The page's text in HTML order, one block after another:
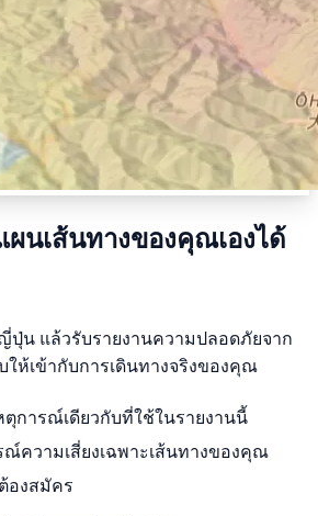
ผนเส้นทางของคุณเองได้
ปุ่น แล้วรับรายงานความปลอดภัยจาก
ห้เข้ากับการเดินทางจริงของคุณ
การณ์เดียวกับที่ใช้ในรายงานนี้
ความเสี่ยงเฉพาะเส้นทางของคุณ
องสมัคร